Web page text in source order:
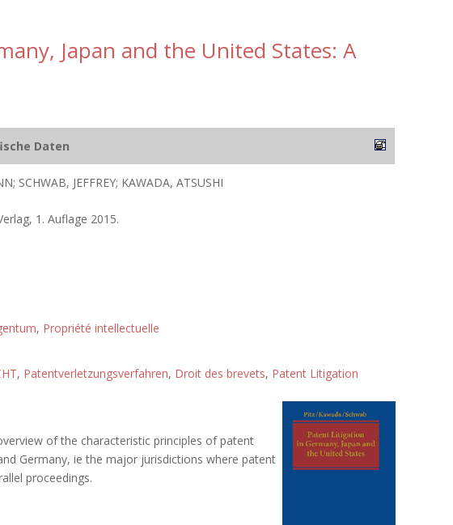
Japan and the United States: A
Daten
SCHWAB, JEFFREY; KAWADA, ATSUSHI
1. Auflage 2015.
, Propriété intellectuelle
, Patentverletzungsverfahren, Droit des brevets, Patent Litigation
of the characteristic principles of patent
Germany, ie the major jurisdictions where patent
proceedings.